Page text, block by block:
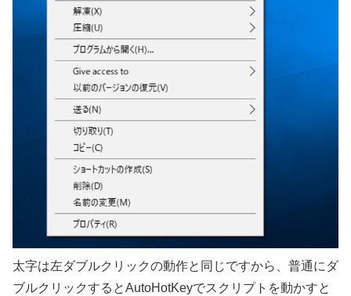
太字は左ダブルクリックの動作と同じですから、普通にダ
ブルクリックするとAutoHotKeyでスクリプトを動かすと